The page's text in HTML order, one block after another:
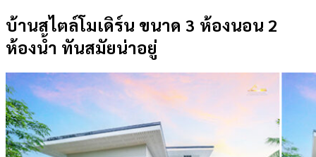
บ้านสไตล์โมเดิร์น ขนาด 3 ห้องนอน 2
ห้องน้ำ ทันสมัยน่าอยู่